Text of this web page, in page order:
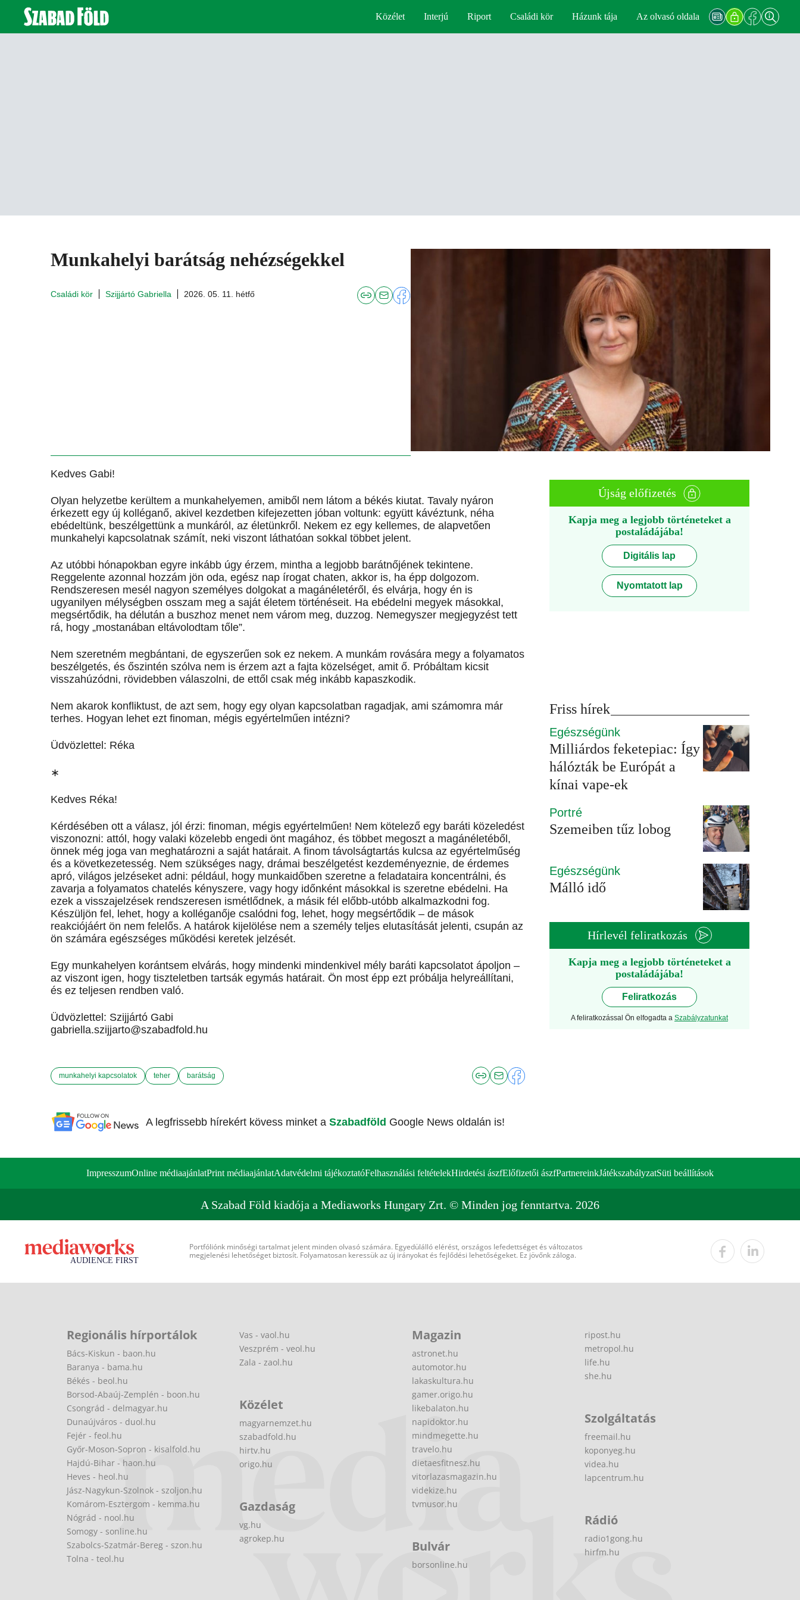
Közélet Interjú Riport Családi kör Házunk tája Az olvasó oldala
Munkahelyi barátság nehézségekkel
Családi kör Szijjártó Gabriella 2026. 05. 11. hétfő
Kedves Gabi!
Olyan helyzetbe kerültem a munkahelyemen, amiből nem látom a békés kiutat. Tavaly nyáron
érkezett egy új kolléganő, akivel kezdetben kifejezetten jóban voltunk: együtt kávéztunk, néha
ebédeltünk, beszélgettünk a munkáról, az életünkről. Nekem ez egy kellemes, de alapvetően
munkahelyi kapcsolatnak számít, neki viszont láthatóan sokkal többet jelent.
Az utóbbi hónapokban egyre inkább úgy érzem, mintha a legjobb barátnőjének tekintene.
Reggelente azonnal hozzám jön oda, egész nap írogat chaten, akkor is, ha épp dolgozom.
Rendszeresen mesél nagyon személyes dolgokat a magánéletéről, és elvárja, hogy én is
ugyanilyen mélységben osszam meg a saját életem történéseit. Ha ebédelni megyek másokkal,
megsértődik, ha délután a buszhoz menet nem várom meg, duzzog. Nemegyszer megjegyzést tett
rá, hogy „mostanában eltávolodtam tőle”.
Nem szeretném megbántani, de egyszerűen sok ez nekem. A munkám rovására megy a folyamatos
beszélgetés, és őszintén szólva nem is érzem azt a fajta közelséget, amit ő. Próbáltam kicsit
visszahúzódni, rövidebben válaszolni, de ettől csak még inkább kapaszkodik.
Nem akarok konfliktust, de azt sem, hogy egy olyan kapcsolatban ragadjak, ami számomra már
terhes. Hogyan lehet ezt finoman, mégis egyértelműen intézni?
Üdvözlettel: Réka
∗
Kedves Réka!
Kérdésében ott a válasz, jól érzi: finoman, mégis egyértelműen! Nem kötelező egy baráti közeledést
viszonozni: attól, hogy valaki közelebb engedi önt magához, és többet megoszt a magánéletéből,
önnek még joga van meghatározni a saját határait. A finom távolságtartás kulcsa az egyértelműség
és a következetesség. Nem szükséges nagy, drámai beszélgetést kezdeményeznie, de érdemes
apró, világos jelzéseket adni: például, hogy munkaidőben szeretne a feladataira koncentrálni, és
zavarja a folyamatos chatelés kényszere, vagy hogy időnként másokkal is szeretne ebédelni. Ha
ezek a visszajelzések rendszeresen ismétlődnek, a másik fél előbb-utóbb alkalmazkodni fog.
Készüljön fel, lehet, hogy a kolléganője csalódni fog, lehet, hogy megsértődik – de mások
reakciójáért ön nem felelős. A határok kijelölése nem a személy teljes elutasítását jelenti, csupán az
ön számára egészséges működési keretek jelzését.
Egy munkahelyen korántsem elvárás, hogy mindenki mindenkivel mély baráti kapcsolatot ápoljon –
az viszont igen, hogy tiszteletben tartsák egymás határait. Ön most épp ezt próbálja helyreállítani,
és ez teljesen rendben való.
Üdvözlettel: Szijjártó Gabi
gabriella.szijjarto@szabadfold.hu
munkahelyi kapcsolatok teher barátság
A legfrissebb hírekért kövess minket a Szabadföld Google News oldalán is!
Újság előfizetés
Kapja meg a legjobb történeteket a
postaládájába!
Digitális lap
Nyomtatott lap
Friss hírek
Egészségünk
Milliárdos feketepiac: Így
hálózták be Európát a
kínai vape-ek
Portré
Szemeiben tűz lobog
Egészségünk
Málló idő
Hírlevél feliratkozás
Kapja meg a legjobb történeteket a
postaládájába!
Feliratkozás
A feliratkozással Ön elfogadta a Szabályzatunkat
ImpresszumOnline médiaajánlatPrint médiaajánlatAdatvédelmi tájékoztatóFelhasználási feltételekHirdetési ászfElőfizetői ászfPartnereinkJátékszabályzatSüti beállítások
A Szabad Föld kiadója a Mediaworks Hungary Zrt. © Minden jog fenntartva. 2026
Portfóliónk minőségi tartalmat jelent minden olvasó számára. Egyedülálló elérést, országos lefedettséget és változatos
megjelenési lehetőséget biztosít. Folyamatosan keressük az új irányokat és fejlődési lehetőségeket. Ez jövőnk záloga.
Regionális hírportálok
Bács-Kiskun - baon.hu
Baranya - bama.hu
Békés - beol.hu
Borsod-Abaúj-Zemplén - boon.hu
Csongrád - delmagyar.hu
Dunaújváros - duol.hu
Fejér - feol.hu
Győr-Moson-Sopron - kisalfold.hu
Hajdú-Bihar - haon.hu
Heves - heol.hu
Jász-Nagykun-Szolnok - szoljon.hu
Komárom-Esztergom - kemma.hu
Nógrád - nool.hu
Somogy - sonline.hu
Szabolcs-Szatmár-Bereg - szon.hu
Tolna - teol.hu
Vas - vaol.hu
Veszprém - veol.hu
Zala - zaol.hu
Közélet
magyarnemzet.hu
szabadfold.hu
hirtv.hu
origo.hu
Gazdaság
vg.hu
agrokep.hu
Magazin
astronet.hu
automotor.hu
lakaskultura.hu
gamer.origo.hu
likebalaton.hu
napidoktor.hu
mindmegette.hu
travelo.hu
dietaesfitnesz.hu
vitorlazasmagazin.hu
videkize.hu
tvmusor.hu
Bulvár
borsonline.hu
ripost.hu
metropol.hu
life.hu
she.hu
Szolgáltatás
freemail.hu
koponyeg.hu
videa.hu
lapcentrum.hu
Rádió
radio1gong.hu
hirfm.hu